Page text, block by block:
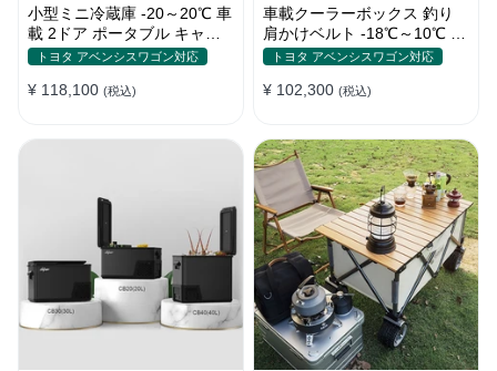
小型ミニ冷蔵庫 -20～20℃ 車
載 2ドア ポータブル キャン
プ アウトドア 車中泊 静音
トヨタ アベンシスワゴン対応
¥ 118,100 (税込)
車載クーラーボックス 釣り
肩かけベルト -18℃～10℃ 冷
凍冷蔵庫 車中泊 キャンプ 家
トヨタ アベンシスワゴン対応
¥ 102,300 (税込)